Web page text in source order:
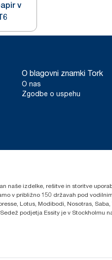
v
O blagovni znamki Tork
O nas
Zgodbe o uspehu
naše izdelke, rešitve in storitve
v približno 150 državah pod
Lotus, Modibodi, Nosotras,
podjetja Essity je v Stockholmu